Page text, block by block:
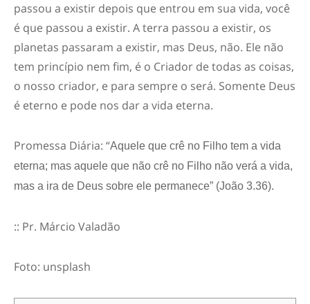
passou a existir depois que entrou em sua vida, você
é que passou a existir. A terra passou a existir, os
planetas passaram a existir, mas Deus, não. Ele não
tem princípio nem fim, é o Criador de todas as coisas,
o nosso criador, e para sempre o será. Somente Deus
é eterno e pode nos dar a vida eterna.
Promessa Diária: “Aquele que crê no Filho tem a vida
eterna; mas aquele que não crê no Filho não verá a vida,
mas a ira de Deus sobre ele permanece” (João 3.36).
:: Pr. Márcio Valadão
Foto: unsplash